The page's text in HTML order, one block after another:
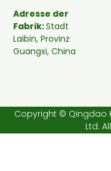
Adresse der
Fabrik:Stadt
Laibin, Provinz
Guangxi, China
Copyright © Qingdao
Ltd.